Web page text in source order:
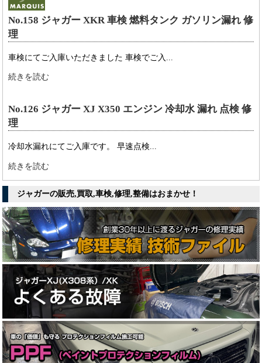
No.158 ジャガー XKR 車検 燃料タンク ガソリン漏れ 修
理
車検にてご入庫いただきました 車検でご入...
続きを読む
No.126 ジャガー XJ X350 エンジン 冷却水 漏れ 点検 修
理
冷却水漏れにてご入庫です。 早速点検...
続きを読む
ジャガーの販売,買取,車検,修理,整備はおまかせ！